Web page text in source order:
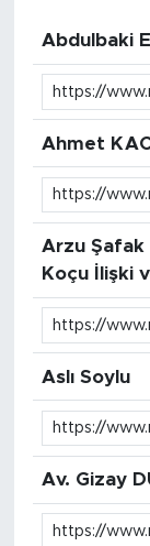
Abdulbaki
Ahmet
Arzu Şafak
Koçu İlişki
Aslı Soylu
Av. Gizay